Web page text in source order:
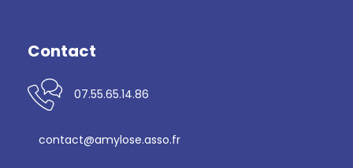
Contact
07.55.65.14.86
contact@amylose.asso.fr